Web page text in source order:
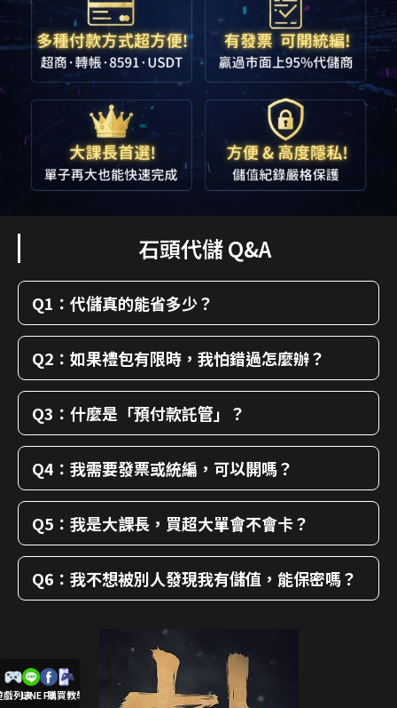
石頭代儲 Q&A
Q1：代儲真的能省多少？
Q2：如果禮包有限時，我怕錯過怎麼辦？
Q3：什麼是「預付款託管」？
Q4：我需要發票或統編，可以開嗎？
Q5：我是大課長，買超大單會不會卡？
Q6：我不想被別人發現我有儲值，能保密嗎？
戲列表LINEFB
購買教學